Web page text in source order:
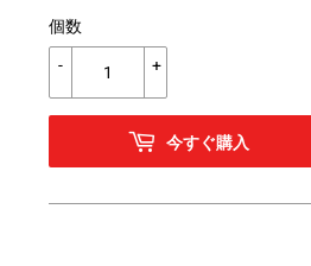
個数
+
-
今すぐ購入